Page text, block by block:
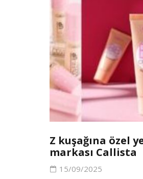
Z kuşağına özel
markası Callista
15/09/2025